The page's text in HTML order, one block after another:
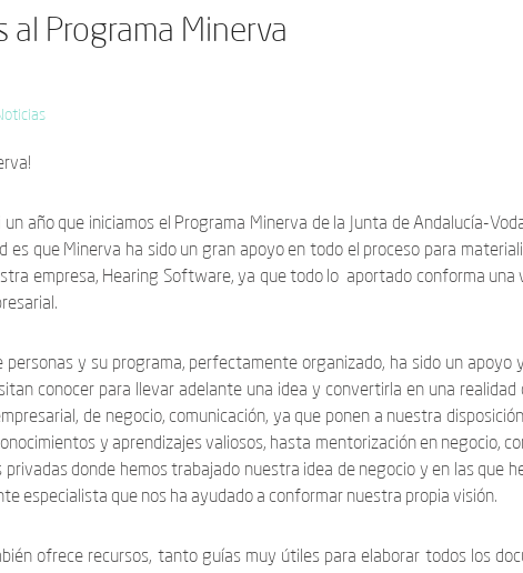
al Programa Minerva
un año que iniciamos el Programa Minerva de la Junta de Andalucía-
es que Minerva ha sido un gran apoyo en todo el proceso para
empresa, Hearing Software, ya que todo lo aportado conforma una
personas y su programa, perfectamente organizado, ha sido un apoyo
conocer para llevar adelante una idea y convertirla en una
de negocio, comunicación, ya que ponen a nuestra
y aprendizajes valiosos, hasta mentorización en negocio,
privadas donde hemos trabajado nuestra idea de negocio y en las que
especialista que nos ha ayudado a conformar nuestra propia visión.
ofrece recursos, tanto guías muy útiles para elaborar todos los